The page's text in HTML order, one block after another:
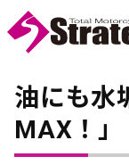
油にも水
MAX！」